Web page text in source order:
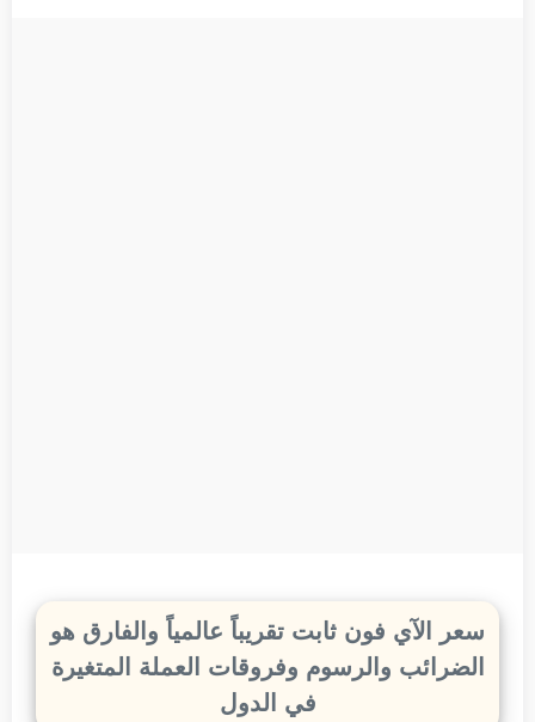
سعر الآي فون ثابت تقريباً عالمياً والفارق هو
الضرائب والرسوم وفروقات العملة المتغيرة
في الدول